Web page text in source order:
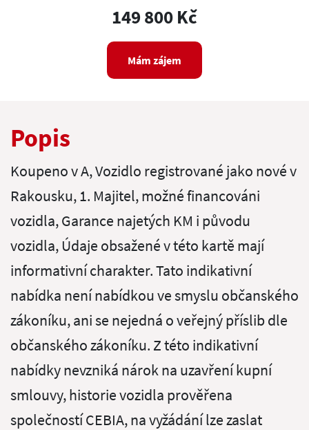
149 800 Kč
Mám zájem
Popis
Koupeno v A, Vozidlo registrované jako nové v
Rakousku, 1. Majitel, možné financováni
vozidla, Garance najetých KM i původu
vozidla, Údaje obsažené v této kartě mají
informativní charakter. Tato indikativní
nabídka není nabídkou ve smyslu občanského
zákoníku, ani se nejedná o veřejný příslib dle
občanského zákoníku. Z této indikativní
nabídky nevzniká nárok na uzavření kupní
smlouvy, historie vozidla prověřena
společností CEBIA, na vyžádání lze zaslat